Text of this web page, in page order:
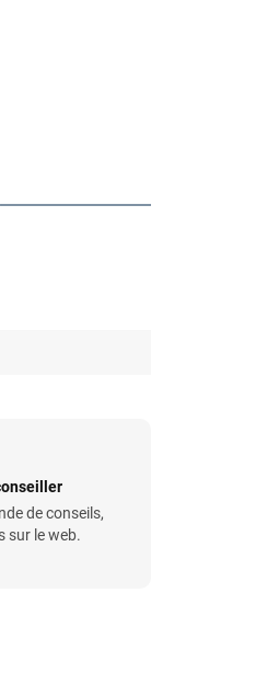
de conseils,
sur le web.